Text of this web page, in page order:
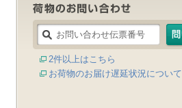
2件以上はこちら
お荷物のお届け遅延状況について